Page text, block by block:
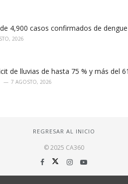
4,900 casos confirmados de dengue
2026
de lluvias de hasta 75 % y más del
7 AGOSTO, 2026
REGRESAR AL INICIO
© 2025 CA360